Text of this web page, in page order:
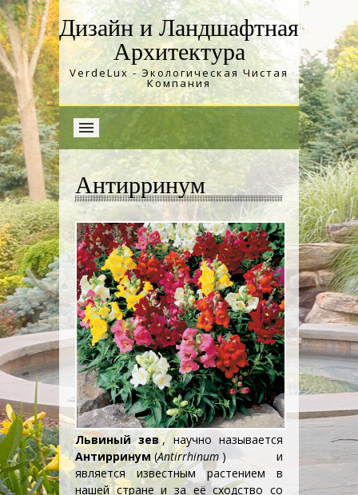
Дизайн и Ландшафтная
Архитектура
VerdeLux - Экологическая Чистая
Компания
Антирринум
Львиный зев , научно называется
Антирринум (Antirrhinum ) и
является известным растением в
нашей стране и за её сходство со